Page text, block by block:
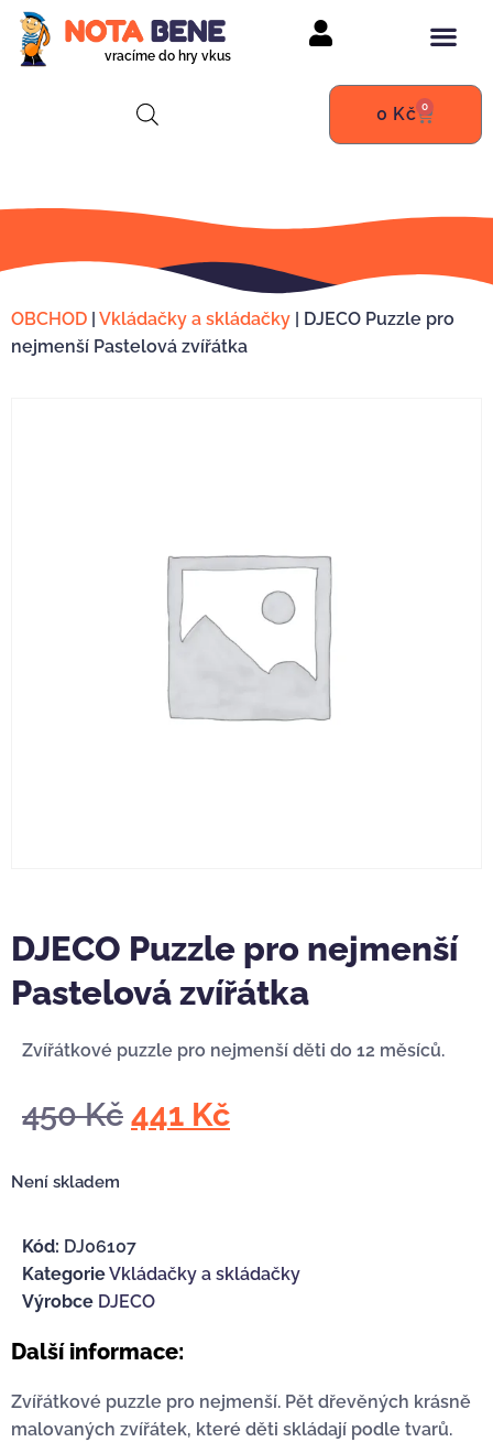
vracíme do hry vkus
0 Kč 0
OBCHOD | Vkládačky a skládačky | DJECO Puzzle pro
nejmenší Pastelová zvířátka
DJECO Puzzle pro nejmenší
Pastelová zvířátka
Zvířátkové puzzle pro nejmenší děti do 12 měsíců.
450Kč 441 Kč
Není skladem
Kód: DJ06107
KategorieVkládačky a skládačky
Výrobce DJECO
Další informace:
Zvířátkové puzzle pro nejmenší. Pět dřevěných krásně
malovaných zvířátek, které děti skládají podle tvarů.